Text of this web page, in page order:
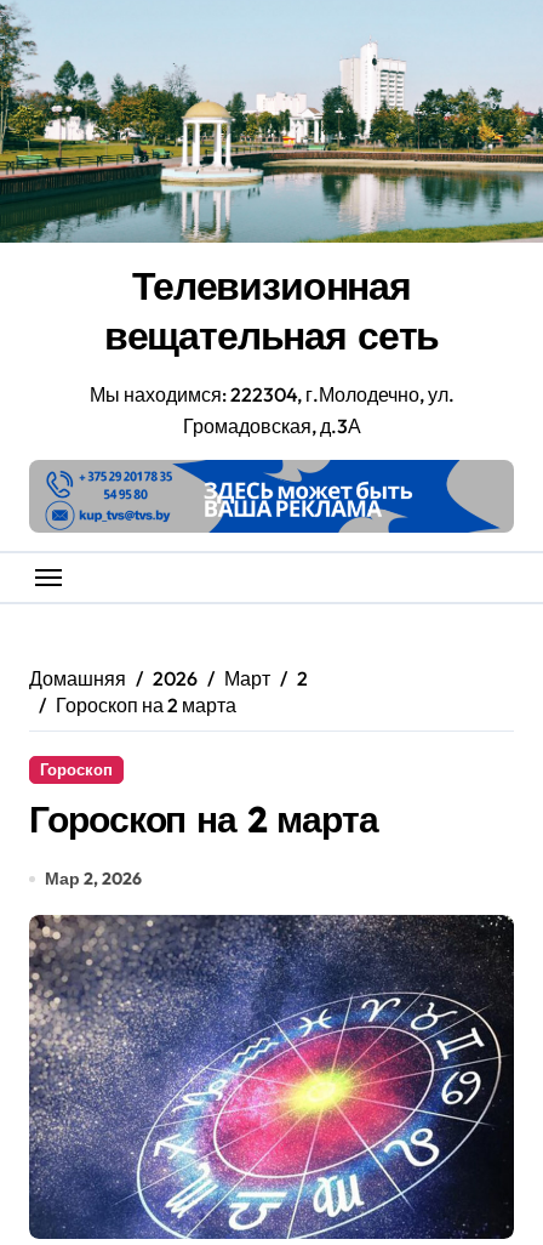
Перейти
к
содержанию
Телевизионная
вещательная сеть
Мы находимся: 222304, г.Молодечно, ул.
Громадовская, д.3А
Домашняя 2026 Март
2
Гороскоп на 2 марта
Гороскоп
Гороскоп на 2 марта
Мар 2, 2026